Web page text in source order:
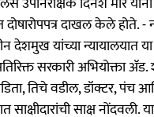
दाखल केले होते. -
देशमुख यांच्या न्यायालयात
सरकारी अभियोक्ता
तिचे वडील, डॉक्टर, पंच
साक्ष नोंदवली.